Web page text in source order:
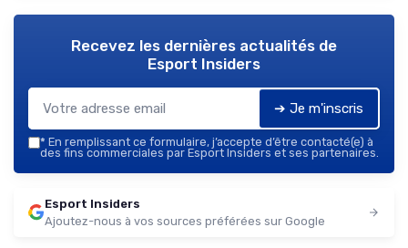
Recevez les dernières actualités de
Esport Insiders
➔ Je m'inscris
* En remplissant ce formulaire, j’accepte d’être contacté(e) à
des fins commerciales par Esport Insiders et ses partenaires.
Esport Insiders
Ajoutez-nous à vos sources préférées sur Google